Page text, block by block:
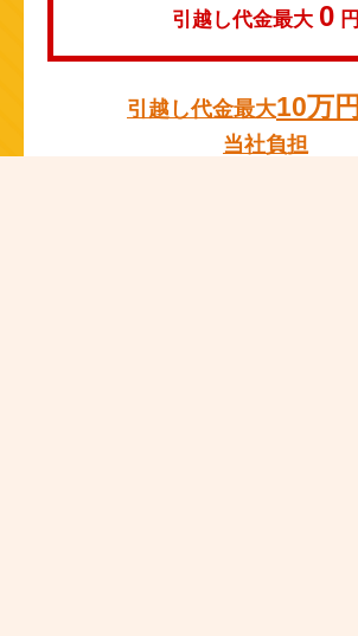
引越し代金最大 0 円
引越し代金最大10万円
当社負担